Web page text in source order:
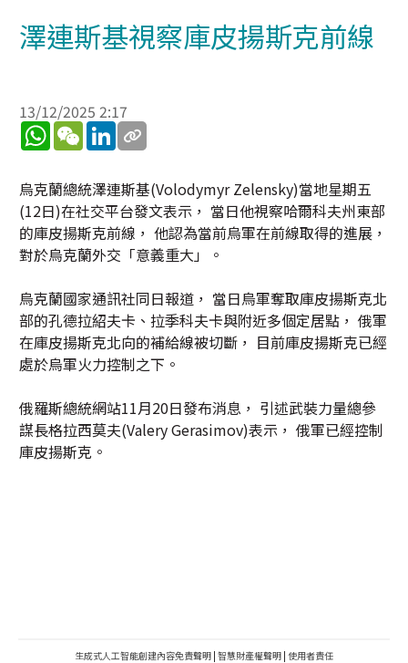
澤連斯基視察庫皮揚斯克前線
13/12/2025 2:17
WhatsApp
WeChatLinkedIn
烏克蘭總統澤連斯基(Volodymyr Zelensky)當地星期五
(12日)在社交平台發文表示， 當日他視察哈爾科夫州東部
的庫皮揚斯克前線， 他認為當前烏軍在前線取得的進展，
對於烏克蘭外交「意義重大」。
烏克蘭國家通訊社同日報道， 當日烏軍奪取庫皮揚斯克北
部的孔德拉紹夫卡、拉季科夫卡與附近多個定居點， 俄軍
在庫皮揚斯克北向的補給線被切斷， 目前庫皮揚斯克已經
處於烏軍火力控制之下。
俄羅斯總統網站11月20日發布消息， 引述武裝力量總參
謀長格拉西莫夫(Valery Gerasimov)表示， 俄軍已經控制
庫皮揚斯克。
生成式人工智能創建內容免責聲明 | 智慧財產權聲明 | 使用者責任